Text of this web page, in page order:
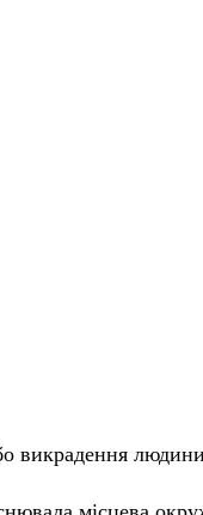
викрадення